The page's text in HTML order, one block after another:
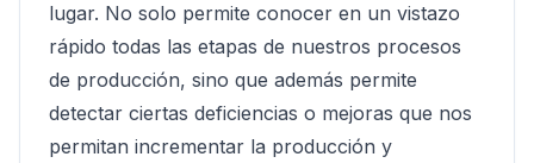
lugar. No solo permite conocer en un vistazo
rápido todas las etapas de nuestros procesos
de producción, sino que además permite
detectar ciertas deficiencias o mejoras que nos
permitan incrementar la producción y